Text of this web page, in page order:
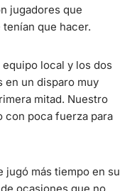
jugadores que
que hacer.
local y los dos
en un disparo muy
mitad. Nuestro
con poca fuerza para
jugó más tiempo en su